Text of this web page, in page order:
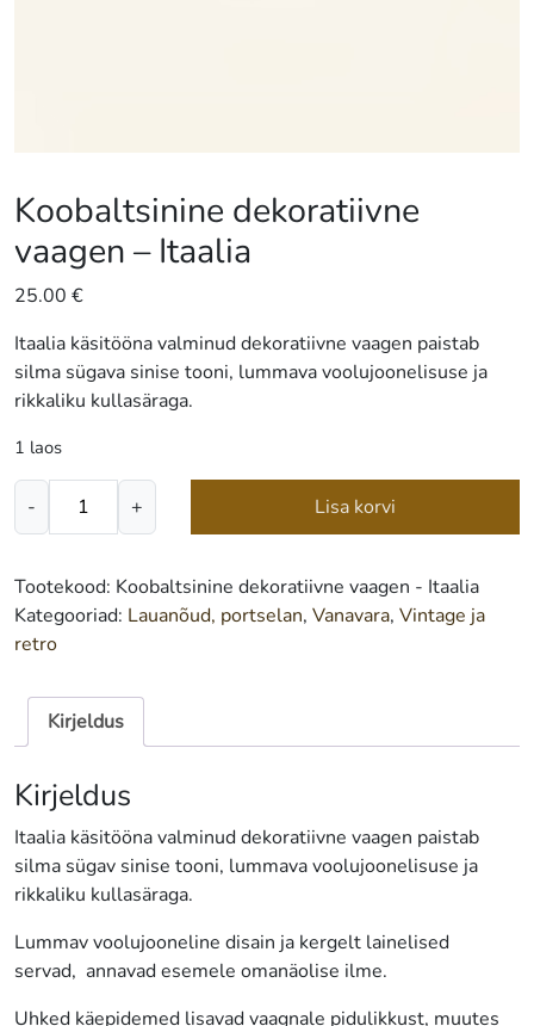
Koobaltsinine dekoratiivne
vaagen – Itaalia
25.00 €
Itaalia käsitööna valminud dekoratiivne vaagen paistab
silma sügava sinise tooni, lummava voolujoonelisuse ja
rikkaliku kullasäraga.
1 laos
-
Koobaltsinine
dekoratiivne
-
Itaalia
kogus
+ Lisa korvi
Tootekood: Koobaltsinine dekoratiivne vaagen - Itaalia
Kategooriad: Lauanõud, portselan, Vanavara, Vintage ja
retro
Kirjeldus
Kirjeldus
Itaalia käsitööna valminud dekoratiivne vaagen paistab
silma sügav sinise tooni, lummava voolujoonelisuse ja
rikkaliku kullasäraga.
Lummav voolujooneline disain ja kergelt lainelised
servad, annavad esemele omanäolise ilme.
Uhked käepidemed lisavad vaagnale pidulikkust, muutes